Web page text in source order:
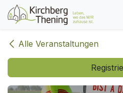
Zum Inhalt springen
Alle Veranstaltungen